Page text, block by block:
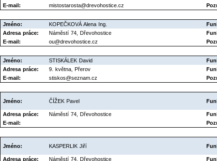
E-mail:
mistostarosta@drevohostice.cz
Jméno: KOPEČKOVÁ Alena Ing.
Adresa práce:
Náměstí 74, Dřevohostice
E-mail:
ou@drevohostice.cz
Jméno: STISKÁLEK David
Adresa práce:
9. května, Přerov
E-mail:
stiskos@seznam.cz
Jméno: ČÍŽEK Pavel
Adresa práce: Náměstí 74, Dřevohostice
E-mail:
Jméno: KASPERLIK Jiří
Adresa práce: Náměstí 74, Dřevohostice